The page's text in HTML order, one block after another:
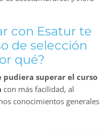
con Esatur te
de selección
qué?
pudiera superar el curso
con más facilidad, al
conocimientos generales